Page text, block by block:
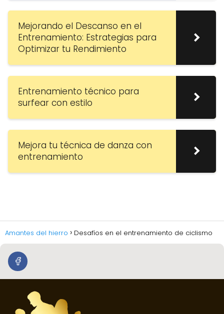
Mejorando el Descanso en el
Entrenamiento: Estrategias para
Optimizar tu Rendimiento
Entrenamiento técnico para
surfear con estilo
Mejora tu técnica de danza con
entrenamiento
Amantes del hierro Desafíos en el entrenamiento de ciclismo